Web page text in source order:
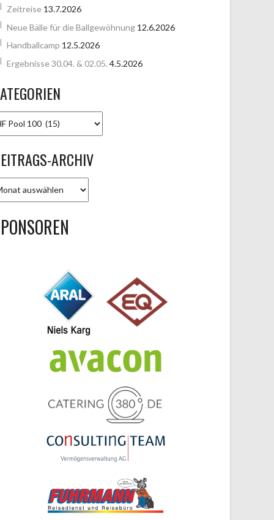
Zeitreise 13.7.2026
Neue Bälle für die Ballgewöhnung 12.6.2026
Handballcamp 12.5.2026
Ergebnisse 30.04. & 02.05. 4.5.2026
ARCHIV